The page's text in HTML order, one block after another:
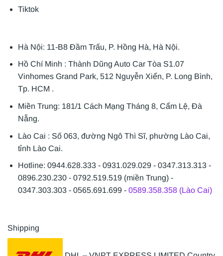
Tiktok
Hà Nội: 11-B8 Đầm Trấu, P. Hồng Hà, Hà Nội.
Hồ Chí Minh : Thành Dũng Auto Car Tòa S1.07
Vinhomes Grand Park, 512 Nguyễn Xiển, P. Long Bình,
Tp. HCM .
Miền Trung: 181/1 Cách Mạng Tháng 8, Cẩm Lệ, Đà
Nẵng.
Lào Cai : Số 063, đường Ngô Thì Sĩ, phường Lào Cai,
tỉnh Lào Cai.
Hotline: 0944.628.333 - 0931.029.029 - 0347.313.313 -
0896.230.230 - 0792.519.519 (miền Trung) -
0347.303.303 - 0565.691.699 - 0589.358.358 (Lào Cai)
Shipping